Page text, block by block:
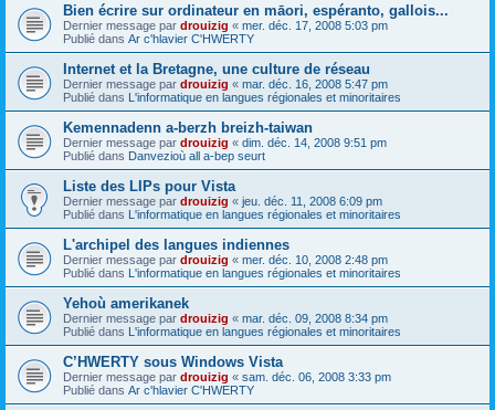
Bien écrire sur ordinateur en māori, espéranto, gallois...
Dernier message par drouizig « mer. déc. 17, 2008 5:03 pm
Publié dans Ar c'hlavier C'HWERTY
Internet et la Bretagne, une culture de réseau
Dernier message par drouizig « mar. déc. 16, 2008 5:47 pm
Publié dans L'informatique en langues régionales et minoritaires
Kemennadenn a-berzh breizh-taiwan
Dernier message par drouizig « dim. déc. 14, 2008 9:51 pm
Publié dans Danvezioù all a-bep seurt
Liste des LIPs pour Vista
Dernier message par drouizig « jeu. déc. 11, 2008 6:09 pm
Publié dans L'informatique en langues régionales et minoritaires
L'archipel des langues indiennes
Dernier message par drouizig « mer. déc. 10, 2008 2:48 pm
Publié dans L'informatique en langues régionales et minoritaires
Yehoù amerikanek
Dernier message par drouizig « mar. déc. 09, 2008 8:34 pm
Publié dans L'informatique en langues régionales et minoritaires
C’HWERTY sous Windows Vista
Dernier message par drouizig « sam. déc. 06, 2008 3:33 pm
Publié dans Ar c'hlavier C'HWERTY